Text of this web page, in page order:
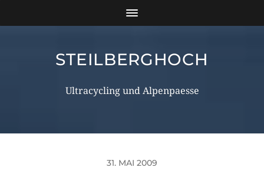
STEILBERGHOCH
Ultracycling und Alpenpaesse
31. MAI 2009